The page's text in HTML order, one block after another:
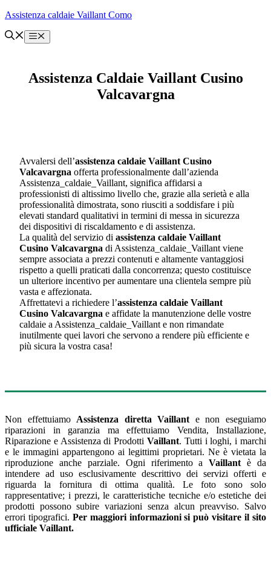
Vai
contenuto
Assistenza caldaie Vaillant Como
Menu
Assistenza Caldaie Vaillant Cusino
Valcavargna
Avvalersi dell’assistenza caldaie Vaillant Cusino
Valcavargna offerta professionalmente dall’azienda
Assistenza_caldaie_Vaillant, significa affidarsi a
professionisti di altissimo livello che, grazie alla serietà e alla
professionalità dimostrata, sono riusciti a soddisfare i più
elevati standard qualitativi in termini di messa in sicurezza
dei dispositivi di riscaldamento e di assistenza.
La qualità del servizio di assistenza caldaie Vaillant
Cusino Valcavargna di Assistenza_caldaie_Vaillant viene
sempre associata a prezzi contenuti e altamente vantaggiosi
rispetto a quelli praticati dalla concorrenza; questo costituisce
un ulteriore incentivo per aumentare una clientela sempre più
vasta e affezionata.
Affrettatevi a richiedere l’assistenza caldaie Vaillant
Cusino Valcavargna e affidate la manutenzione delle vostre
caldaie a Assistenza_caldaie_Vaillant e non rimandate
inutilmente quei lavori che servono a rendere più efficiente e
più sicura la vostra casa!
Non effettuiamo Assistenza diretta Vaillant e non eseguiamo
riparazioni in garanzia ma effettuiamo Vendita, Installazione,
Riparazione e Assistenza di Prodotti Vaillant. Tutti i loghi, i marchi
e le immagini appartengono ai legittimi proprietari. Ne è vietata la
riproduzione anche parziale. Ogni riferimento aVaillant è da
intendere ad uso esclusivamente descrittivo dei servizi offerti e
riguarda la fornitura di ottima qualità. Le foto sono solo
rappresentative; i prezzi, le caratteristiche tecniche e/o estetiche dei
prodotti possono subire variazioni senza alcun preavviso. Salvo
errori tipografici. Per maggiori informazioni si può visitare il sito
ufficiale Vaillant.